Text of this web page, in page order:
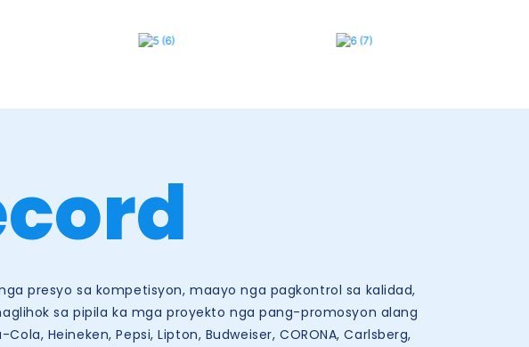
presyo sa kompetisyon, maayo nga pagkontrol sa kalidad,
sa pipila ka mga proyekto nga pang-promosyon alang
Heineken, Pepsi, Lipton, Budweiser, CORONA, Carlsberg,